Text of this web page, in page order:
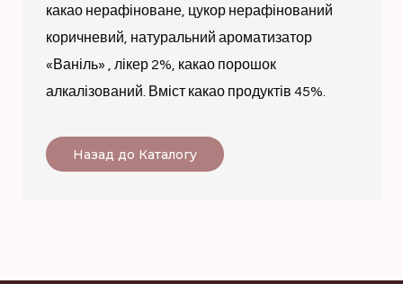
какао нерафіноване, цукор нерафінований
коричневий, натуральний ароматизатор
«Ваніль» , лікер 2%, какао порошок
алкалізований. Вміст какао продуктів 45%.
Назад до Каталогу